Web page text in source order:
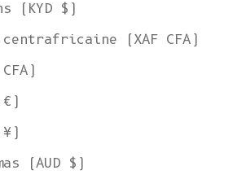
(KYD $)
centrafricaine (XAF CFA)
¥)
(AUD $)